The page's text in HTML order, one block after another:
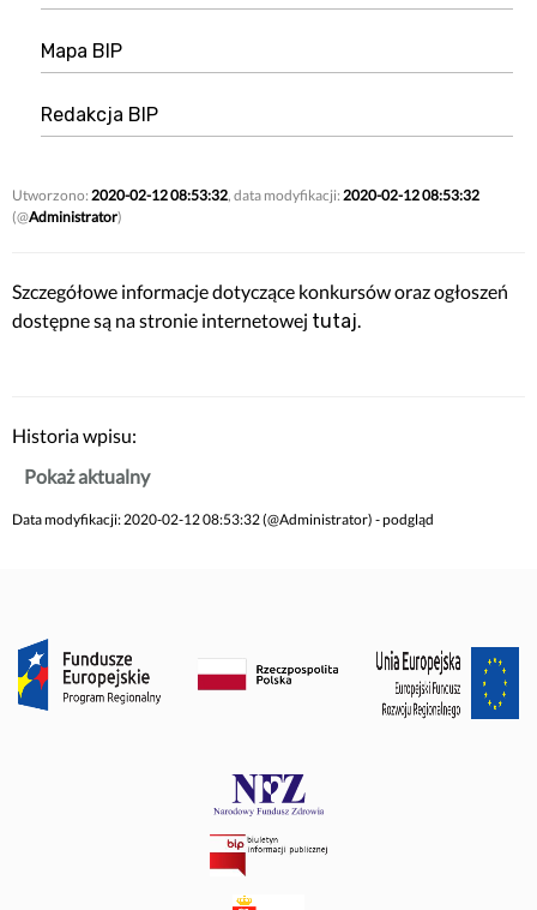
Mapa BIP
Redakcja BIP
Utworzono: 2020-02-12 08:53:32, data modyfikacji: 2020-02-12 08:53:32
(@Administrator)
Szczegółowe informacje dotyczące konkursów oraz ogłoszeń
dostępne są na stronie internetowej tutaj.
Historia wpisu:
Pokaż aktualny
Data modyfikacji: 2020-02-12 08:53:32 (@Administrator) - podgląd